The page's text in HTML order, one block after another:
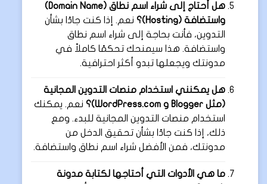
هل أحتاج إلى شراء اسم نطاق (Domain Name)
واستضافة (Hosting)؟
نعم. إذا كنت جادًا بشأن
التدوين، فأنت بحاجة إلى شراء اسم نطاق
واستضافة. هذا سيمنحك تحكمًا كاملاً في
مدونتك ويجعلها تبدو أكثر احترافية.
هل يمكنني استخدام منصات التدوين المجانية
(مثل Blogger و WordPress.com)؟
نعم. يمكنك
استخدام منصات التدوين المجانية للبدء. ومع
ذلك، إذا كنت جادًا بشأن تحقيق الدخل من
مدونتك، فمن الأفضل شراء اسم نطاق واستضافة.
ما هي الأدوات التي أحتاجها لكتابة مدونة